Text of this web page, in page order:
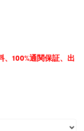
100%通関保証、出